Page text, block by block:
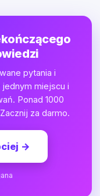
pytania i
miejscu i
Ponad 1000
za darmo.
→